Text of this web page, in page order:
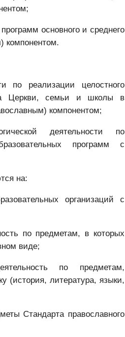
основного и среднего
компонентом.
по реализации целостного
Церкви, семьи и школы в
компонентом;
деятельности по
программ с
на:
организаций с
по предметам, в которых
виде;
по предметам,
(история, литература, языки,
Стандарта православного